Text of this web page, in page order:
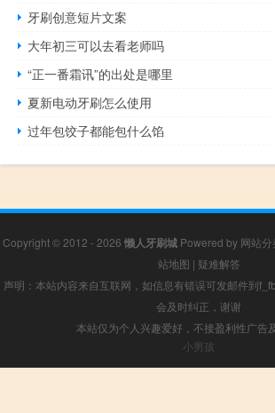
牙刷创意短片文案
大年初三可以去看老师吗
“正一番霜讯”的出处是哪里
夏新电动牙刷怎么使用
过年包饺子都能包什么馅
Copyright © 2012 - 2026 懒人牙刷城 Powered by 网站
站地图 | 疑难解答
声明：本站内容来自互联网，如信息有错误可发邮件到
会及时纠正，谢谢
本站仅为个人兴趣爱好，不接盈利性广告
小男孩